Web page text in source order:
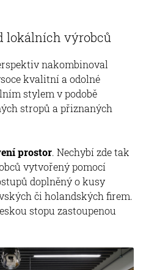
lokálních výrobců
nakombinoval
kvalitní a odolné
stylem v podobě
stropů a přiznaných
prostor. Nechybí zde tak
vytvořený pomocí
doplněný o kusy
či holandských firem.
stopu zastoupenou